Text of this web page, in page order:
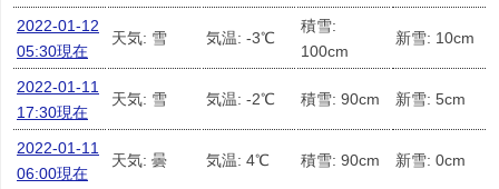
2022-01-12
05:30現在
天気: 雪 気温: -3℃
積雪:
100cm
新雪: 10cm
2022-01-11
17:30現在
天気: 雪 気温: -2℃ 積雪: 90cm 新雪: 5cm
2022-01-11
06:00現在
天気: 曇 気温: 4℃ 積雪: 90cm 新雪: 0cm